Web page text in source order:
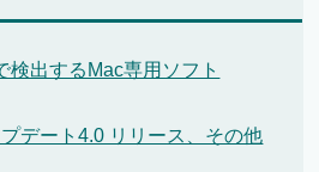
検出するMac専用ソフト
デート4.0 リリース、その他